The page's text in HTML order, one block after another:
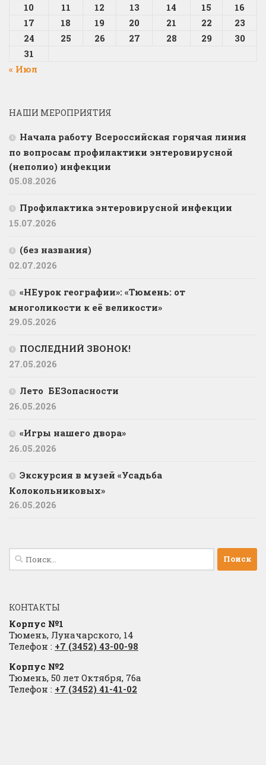
10
11 12 13 14 15
16
17
18 19 20 21 22
23
24
25 26 27 28 29
30
31
« Июл
НАШИ МЕРОПРИЯТИЯ
Начала работу Всероссийская горячая линия
по вопросам профилактики энтеровирусной
(неполио) инфекции
05.08.2026
Профилактика энтеровирусной инфекции
15.07.2026
(без названия)
02.07.2026
«НЕурок географии»: «Тюмень: от
многоликости к её великости»
29.05.2026
ПОСЛЕДНИЙ ЗВОНОК!
27.05.2026
Лето БЕЗопасности
26.05.2026
«Игры нашего двора»
26.05.2026
Экскурсия в музей «Усадьба
Колокольниковых»
26.05.2026
Найти:
КОНТАКТЫ
Корпус №1
Тюмень, Луначарского, 14
Телефон : +7 (3452) 43-00-98
Корпус №2
Тюмень, 50 лет Октября, 76а
Телефон : +7 (3452) 41-41-02